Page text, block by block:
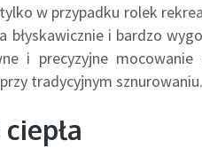
w przypadku rolek
błyskawicznie i bardzo
i precyzyjne
tradycyjnym sznurowaniu.